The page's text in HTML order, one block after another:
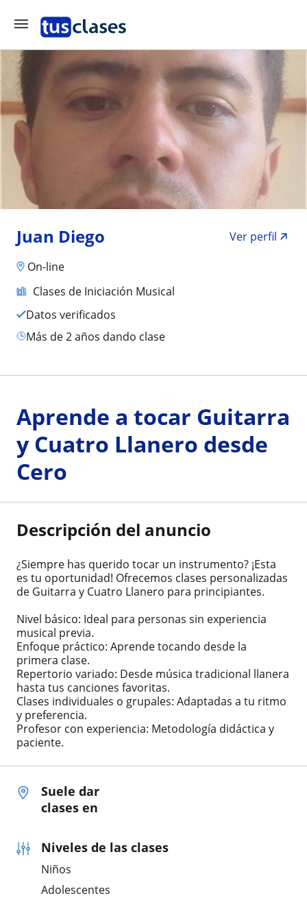
Juan Diego
Ver perfil
On-line
Clases de Iniciación Musical
Datos verificados
más de 2 años dando clase
Suele dar
clases en
Niveles de las clases
Niños
Adolescentes
Aprende a tocar Guitarra
y Cuatro Llanero desde
Cero
Descripción del anuncio
¿Siempre has querido tocar un instrumento? ¡Esta
es tu oportunidad! Ofrecemos clases personalizadas
de Guitarra y Cuatro Llanero para principiantes.
Nivel básico: Ideal para personas sin experiencia
musical previa.
Enfoque práctico: Aprende tocando desde la
primera clase.
Repertorio variado: Desde música tradicional llanera
hasta tus canciones favoritas.
Clases individuales o grupales: Adaptadas a tu ritmo
y preferencia.
Profesor con experiencia: Metodología didáctica y
paciente.